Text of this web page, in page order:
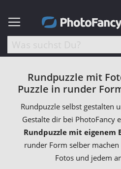
Rundpuzzle mit
Puzzle in runder
Rundpuzzle selbst gestalten
Gestalte dir bei PhotoFancy
Rundpuzzle mit eigenem
runder Form selber
Fotos und jedem